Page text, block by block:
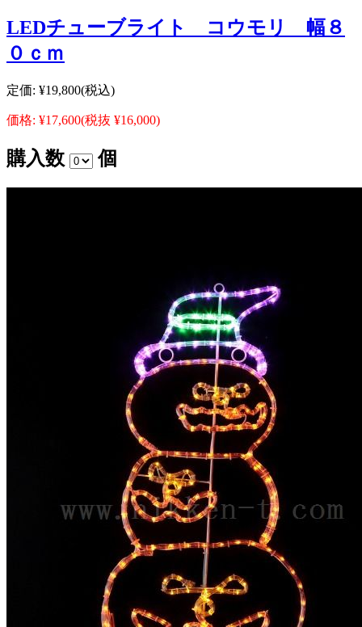
LEDチューブライト コウモリ 幅８
０ｃｍ
定価: ¥19,800(税込)
価格: ¥17,600(税抜 ¥16,000)
購入数 個